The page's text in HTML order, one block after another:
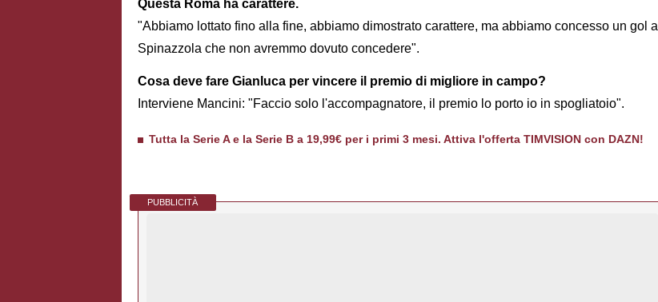
Questa Roma ha carattere.
"Abbiamo lottato fino alla fine, abbiamo dimostrato carattere, ma abbiamo concesso un gol a
Spinazzola che non avremmo dovuto concedere".
Cosa deve fare Gianluca per vincere il premio di migliore in campo?
Interviene Mancini: "Faccio solo l'accompagnatore, il premio lo porto io in spogliatoio".
Tutta la Serie A e la Serie B a 19,99€ per i primi 3 mesi. Attiva l'offerta TIMVISION con DAZN!
PUBBLICITÀ